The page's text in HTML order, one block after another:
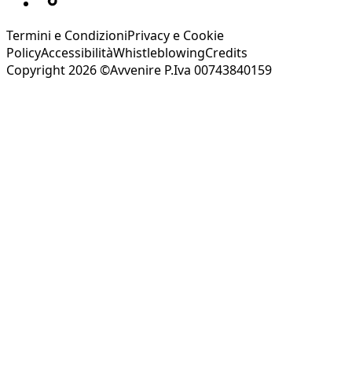
Termini e CondizioniPrivacy e Cookie
PolicyAccessibilitàWhistleblowingCredits
Copyright 2026 ©Avvenire P.Iva 00743840159